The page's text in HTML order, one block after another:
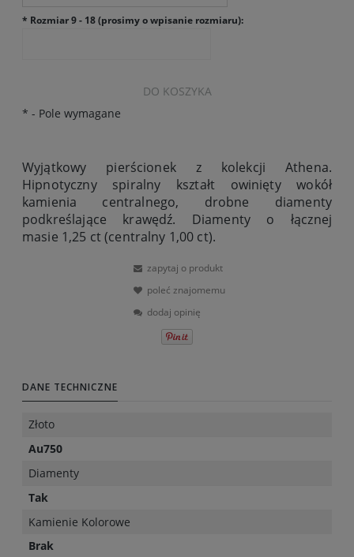
* Rozmiar 9 - 18 (prosimy o wpisanie rozmiaru):
DO KOSZYKA
* - Pole wymagane
Wyjątkowy pierścionek z kolekcji Athena.
Hipnotyczny spiralny kształt owinięty wokół
kamienia centralnego, drobne diamenty
podkreślające krawędź. Diamenty o łącznej
masie 1,25 ct (centralny 1,00 ct).
zapytaj o produkt
poleć znajomemu
dodaj opinię
DANE TECHNICZNE
Złoto
Au750
Diamenty
Tak
Kamienie Kolorowe
Brak